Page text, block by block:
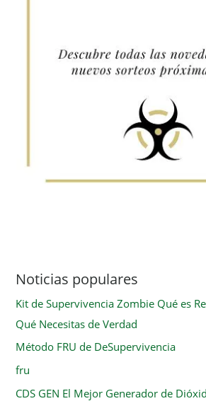
Noticias populares
Kit de Supervivencia Zombie Qué es
Qué Necesitas de Verdad
Método FRU de DeSupervivencia
fru
CDS GEN El Mejor Generador de